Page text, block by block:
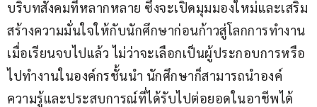
บริบทสังคมที่หลากหลาย ซึ่งจะเปิดมุมมองใหม่และเสริม
สร้างความมั่นใจให้กับนักศึกษาก่อนก้าวสู่โลกการทำงาน
เมื่อเรียนจบไปแล้ว ไม่ว่าจะเลือกเป็นผู้ประกอบการหรือ
ไปทำงานในองค์กรชั้นนำ นักศึกษาก็สามารถนำองค์
ความรู้และประสบการณ์ที่ได้รับไปต่อยอดในอาชีพได้